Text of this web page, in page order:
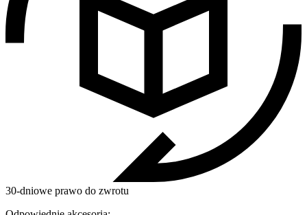
30-dniowe prawo do zwrotu